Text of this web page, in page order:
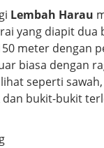
Lembah Harau
yang diapit dua
meter dengan
biasa dengan
seperti
bukit-bukit